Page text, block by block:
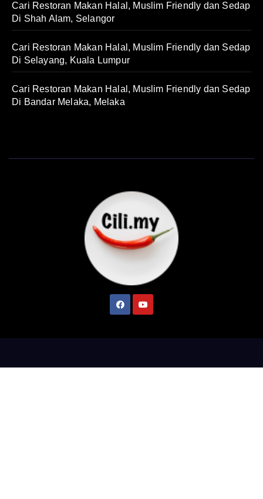
Cari Restoran Makan Halal, Muslim Friendly dan Sedap
Di Shah Alam, Selangor
Cari Restoran Makan Halal, Muslim Friendly dan Sedap
Di Selayang, Kuala Lumpur
Cari Restoran Makan Halal, Muslim Friendly dan Sedap
Di Bandar Melaka, Melaka